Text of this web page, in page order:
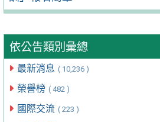
依公告類別彙總
最新消息 ( 10,236 )
榮譽榜 ( 482 )
國際交流 ( 223 )